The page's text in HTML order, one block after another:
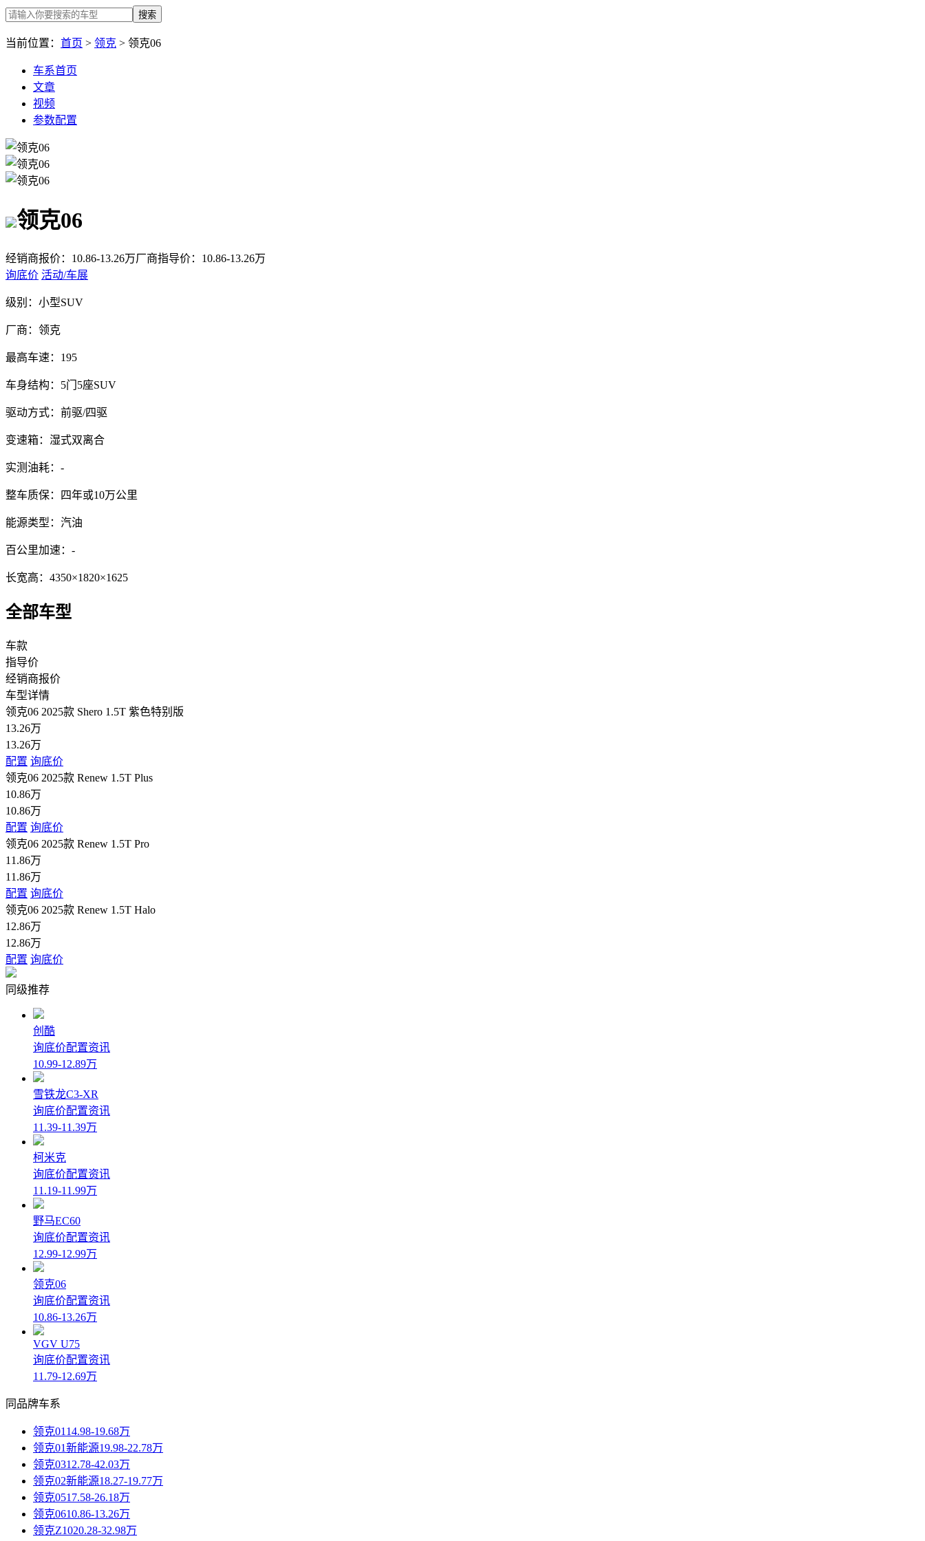
搜索
当前位置： 首页 > 领克 > 领克06
车系首页
文章
视频
参数配置
领克06
经销商报价： 10.86-13.26万厂商指导价： 10.86-13.26万
询底价 活动/车展
级别： 小型SUV
厂商： 领克
最高车速： 195
车身结构： 5门5座SUV
驱动方式： 前驱/四驱
变速箱： 湿式双离合
实测油耗： -
整车质保： 四年或10万公里
能源类型： 汽油
百公里加速： -
长宽高： 4350×1820×1625
全部车型
车款
指导价
经销商报价
车型详情
领克06 2025款 Shero 1.5T 紫色特别版
13.26万
13.26万
配置 询底价
领克06 2025款 Renew 1.5T Plus
10.86万
10.86万
配置 询底价
领克06 2025款 Renew 1.5T Pro
11.86万
11.86万
配置 询底价
领克06 2025款 Renew 1.5T Halo
12.86万
12.86万
配置 询底价
同级推荐
创酷
询底价配置资讯
10.99-12.89万
雪铁龙C3-XR
询底价配置资讯
11.39-11.39万
柯米克
询底价配置资讯
11.19-11.99万
野马EC60
询底价配置资讯
12.99-12.99万
领克06
询底价配置资讯
10.86-13.26万
VGV U75
询底价配置资讯
11.79-12.69万
同品牌车系
领克01 14.98-19.68万
领克01新能源19.98-22.78万
领克0312.78-42.03万
领克02新能源18.27-19.77万
领克0517.58-26.18万
领克0610.86-13.26万
领克Z1020.28-32.98万